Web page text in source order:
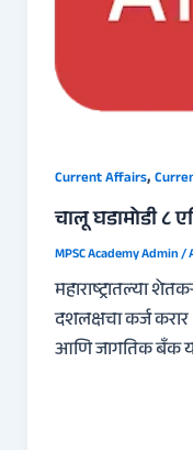
Current Affairs,
चालू घडामोडी ८
MPSC Academy Admin/
महाराष्ट्रातल्या
दशलक्षचा कर्ज करार
आणि जागतिक बँक